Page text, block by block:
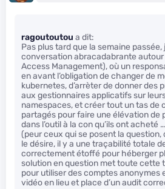
ragoutoutou a dit:
Pas plus tard que la semaine passée,
conversation abracadabrante autour
Access Management), où un
en avant l’obligation de changer de
kubernetes, d’arrèter de donner des
aux gestionnaires applicatifs sur
namespaces, et créer tout un tas de
partagés pour faire une élévation de
dans l’outil à la con qu’ils ont acheté
(peur ceux qui se posent la question,
le désire, il y a une traçabilité totale
correctement étoffé pour héberger
solution en question met toute cette
pour utiliser des comptes anonymes
vidéo en lieu et place d’un audit